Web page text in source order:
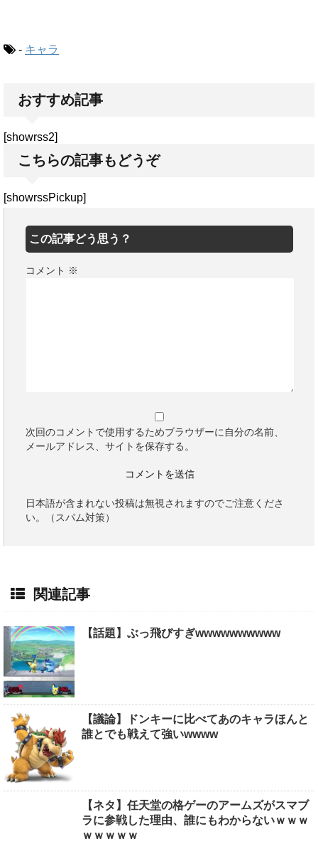
- キャラ
おすすめ記事
[showrss2]
こちらの記事もどうぞ
[showrssPickup]
この記事どう思う？
コメント ※
次回のコメントで使用するためブラウザーに自分の名前、
メールアドレス、サイトを保存する。
日本語が含まれない投稿は無視されますのでご注意くださ
い。（スパム対策）
関連記事
【話題】ぶっ飛びすぎwwwwwwwwww
【議論】ドンキーに比べてあのキャラほんと
誰とでも戦えて強いwwww
【ネタ】任天堂の格ゲーのアームズがスマブ
ラに参戦した理由、誰にもわからないｗｗｗ
ｗｗｗｗｗ